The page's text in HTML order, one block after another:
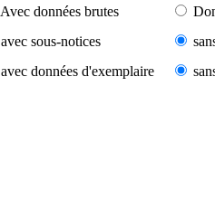
Avec données brutes
avec sous-notices
avec données d'exemplaire